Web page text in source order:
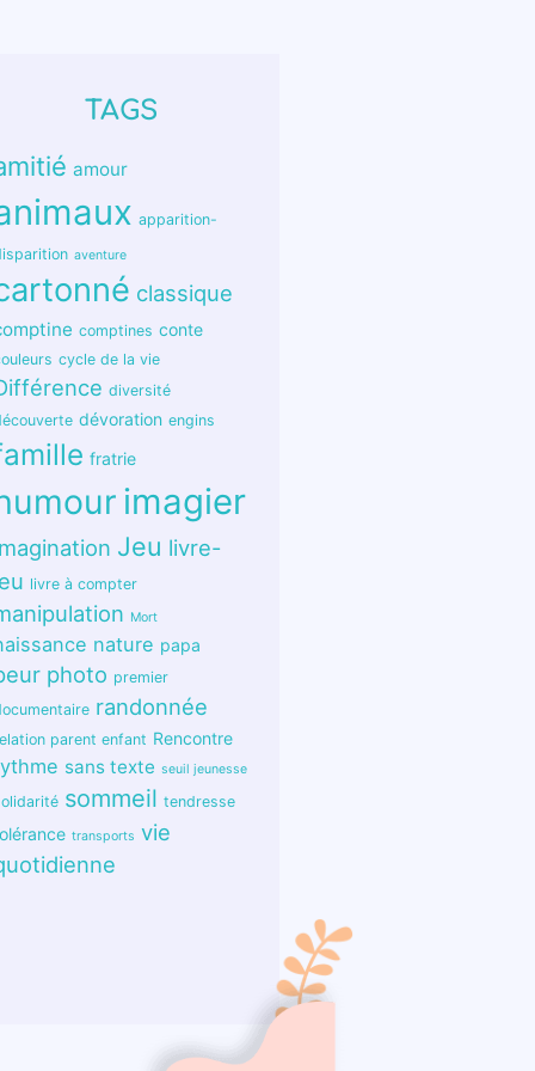
TAGS
amour
apparition-
aventure
classique
comptines conte
cycle de la vie
diversité
dévoration engins
fratrie
imagier
Jeu livre-
livre à compter
Mort
nature papa
photo premier
randonnée
parent enfant Rencontre
sans texte seuil jeunesse
sommeil tendresse
transports vie